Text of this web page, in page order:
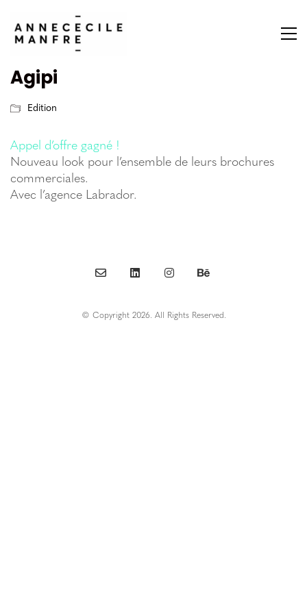
Agipi
Edition
Appel d’offre gagné !
Nouveau look pour l’ensemble de leurs brochures
commerciales.
Avec l’agence Labrador.
© Copyright 2026. All Rights Reserved.